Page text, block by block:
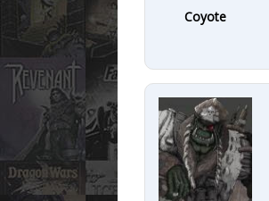
Coyote